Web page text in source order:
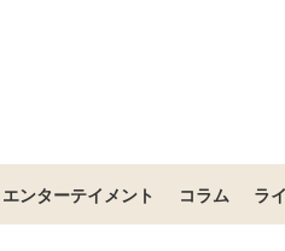
エンターテイメント コラム ラ